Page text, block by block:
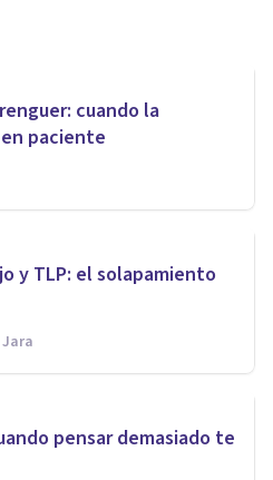
cuando la
paciente
y TLP: el solapamiento
pensar demasiado te